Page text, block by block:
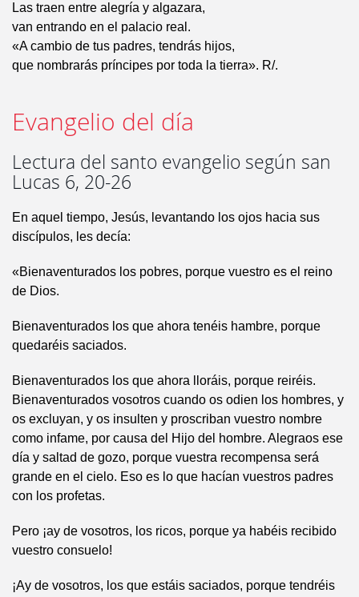
Las traen entre alegría y algazara,
van entrando en el palacio real.
«A cambio de tus padres, tendrás hijos,
que nombrarás príncipes por toda la tierra». R/.
Evangelio del día
Lectura del santo evangelio según san
Lucas 6, 20-26
En aquel tiempo, Jesús, levantando los ojos hacia sus
discípulos, les decía:
«Bienaventurados los pobres, porque vuestro es el reino
de Dios.
Bienaventurados los que ahora tenéis hambre, porque
quedaréis saciados.
Bienaventurados los que ahora lloráis, porque reiréis.
Bienaventurados vosotros cuando os odien los hombres, y
os excluyan, y os insulten y proscriban vuestro nombre
como infame, por causa del Hijo del hombre. Alegraos ese
día y saltad de gozo, porque vuestra recompensa será
grande en el cielo. Eso es lo que hacían vuestros padres
con los profetas.
Pero ¡ay de vosotros, los ricos, porque ya habéis recibido
vuestro consuelo!
¡Ay de vosotros, los que estáis saciados, porque tendréis